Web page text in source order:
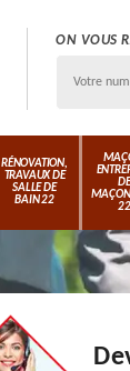
ON VOUS
RÉNOVATION,
TRAVAUX DE
SALLE DE
BAIN 22
DE
22